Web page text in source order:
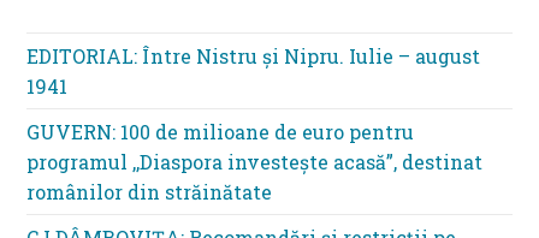
EDITORIAL: Între Nistru şi Nipru. Iulie – august
1941
GUVERN: 100 de milioane de euro pentru
programul ,,Diaspora investește acasă”, destinat
românilor din străinătate